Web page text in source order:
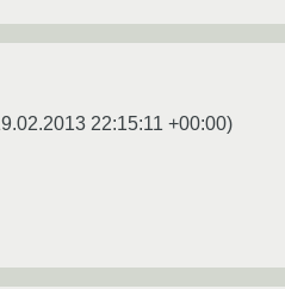
22:15:11 +00:00)